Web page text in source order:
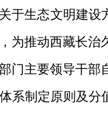
关于生态文明建设
为推动西藏长治
门主要领导干
系制定原则及分